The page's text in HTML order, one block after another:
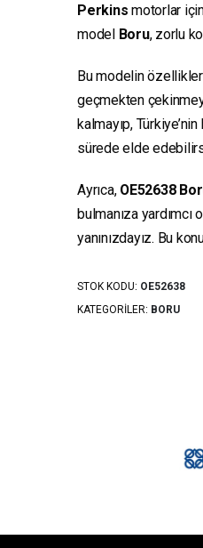
Perkins motorlar
model Boru, zorlu
Bu modelin
geçmekten
kalmayıp,
sürede elde
Ayrıca, OE52638
bulmanıza yardımcı
yanınızdayız. Bu
STOK KODU: OE52638
KATEGORILER: BORU